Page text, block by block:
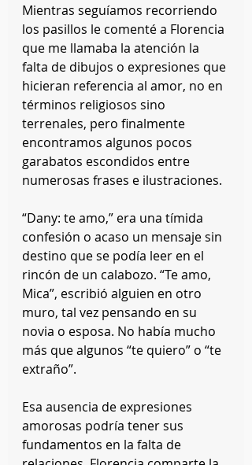
Mientras seguíamos recorriendo
los pasillos le comenté a Florencia
que me llamaba la atención la
falta de dibujos o expresiones que
hicieran referencia al amor, no en
términos religiosos sino
terrenales, pero finalmente
encontramos algunos pocos
garabatos escondidos entre
numerosas frases e ilustraciones.
“Dany: te amo,” era una tímida
confesión o acaso un mensaje sin
destino que se podía leer en el
rincón de un calabozo. “Te amo,
Mica”, escribió alguien en otro
muro, tal vez pensando en su
novia o esposa. No había mucho
más que algunos “te quiero” o “te
extraño”.
Esa ausencia de expresiones
amorosas podría tener sus
fundamentos en la falta de